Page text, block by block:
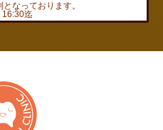
なっております。
迄